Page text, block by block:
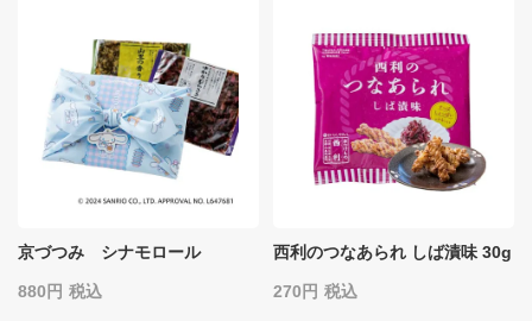
京づつみ シナモロール
880 税込
西利のつなあられ しば漬味 30g
270 税込